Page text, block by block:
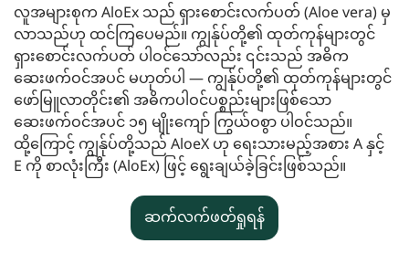
လူအများစုက AloEx သည် ရှားစောင်းလက်ပတ် (Aloe vera) မှ
လာသည်ဟု ထင်ကြပေမည်။ ကျွန်ုပ်တို့၏ ထုတ်ကုန်များတွင်
ရှားစောင်းလက်ပတ် ပါဝင်သော်လည်း ၎င်းသည် အဓိက
ဆေးဖက်ဝင်အပင် မဟုတ်ပါ — ကျွန်ုပ်တို့၏ ထုတ်ကုန်များတွင်
ဖော်မြူလာတိုင်း၏ အဓိကပါဝင်ပစ္စည်းများဖြစ်သော
ဆေးဖက်ဝင်အပင် ၁၅ မျိုးကျော် ကြွယ်ဝစွာ ပါဝင်သည်။
ထို့ကြောင့် ကျွန်ုပ်တို့သည် AloeX ဟု ရေးသားမည့်အစား A နှင့်
E ကို စာလုံးကြီး (AloEx) ဖြင့် ရွေးချယ်ခဲ့ခြင်းဖြစ်သည်။
ဆက်လက်ဖတ်ရှုရန်